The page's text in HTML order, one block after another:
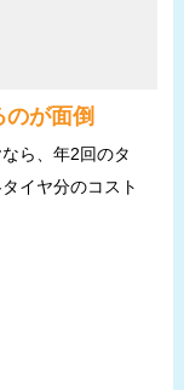
が面倒
ら、年2回のタ
イヤ分のコスト